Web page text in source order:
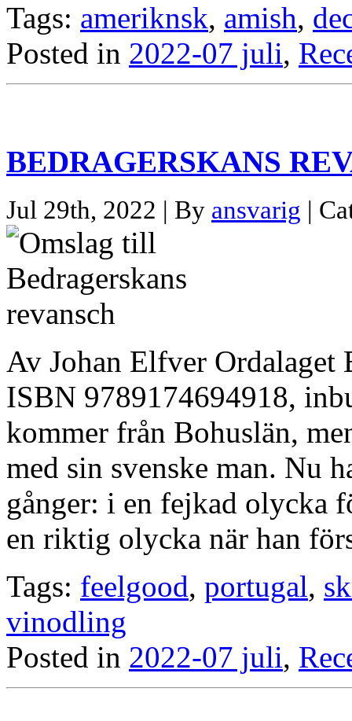
Tags: ameriknsk, amish,
Posted in 2022-07 juli,
BEDRAGERSKANS
Jul 29th, 2022 | By ansvarig |
Av Johan Elfver Ordalaget
ISBN 9789174694918,
kommer från Bohuslän,
med sin svenske man. Nu
gånger: i en fejkad olycka
en riktig olycka när han
Tags: feelgood, portugal,
vinodling
Posted in 2022-07 juli,